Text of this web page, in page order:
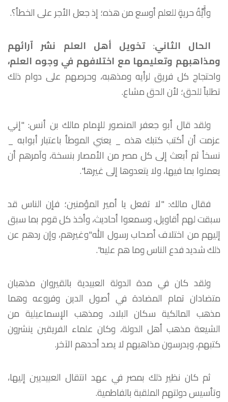
وأَيَّةُ حريةٍ للعلم أوسع من هذه؛ إذ جعل الأجر على الخطأ؟.
الحال الثاني: تخويل أهل العلم نشر آرائهم
ومذاهبهم وتعليمها مع اختلافهم في وجوه العلم،
واحتجاج كل فريق لرأيه ومذهبه، وحرصهم على دوام ذلك
تطلباً للحق؛ لأن الحق مشاع.
ولقد قال أبو جعفر المنصور للإمام مالك بن أنس: "إني
عزمت أن أكتب كتبك هذه _ يعني الموطأ باعتبار أبوابه _
نسخاً ثم أبعث إلى كل مصر من الأمصار بنسخة، وآمرهم أن
يعملوا بما فيها، ولا يتعدوها إلى غيرها".
فقال مالك: "لا تفعل يا أمير المؤمنين؛ فإن الناس قد
سبقت لهم أقاويل، وسمعوا أحاديث، وأخذ كل قوم بما سبق
إليهم من اختلاف أصحاب رسول الله"وغيرهم، وإن ردهم عن
ذلك شديد فدع الناس وما هم عليه".
ولقد كان في مدة الدولة العبيدية بالقيروان مذهبان
متضادان تمام المضادة في أصول الدين وفروعه وهما
مذهب المالكية سكان البلاد، ومذهب الإسماعيلية من
الشيعة مذهب أهل الدولة، وكان علماء الفريقين ينشرون
كتبهم، ويدرسون مذاهبهم لا يصد أحدهم الآخر.
ثم كان نظير ذلك بمصر في عهد انتقال العبيديين إليها،
وتأسيس دولتهم الملقبة بالفاطمية.